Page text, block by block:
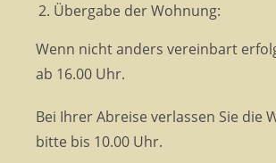
Übergabe der Wohnung:
Wenn nicht anders vereinbart
ab 16.00 Uhr.
Bei Ihrer Abreise verlassen Sie die
bitte bis 10.00 Uhr.